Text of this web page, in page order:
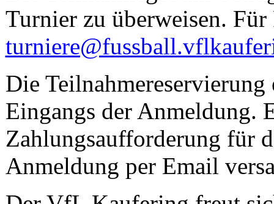
Turnier zu überweisen.
Die
Eingangs der Anmeldung.
Zahlungsaufforderung für
Anmeldung per Email